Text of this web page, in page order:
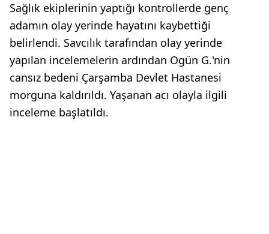
Sağlık ekiplerinin yaptığı kontrollerde genç
adamın olay yerinde hayatını kaybettiği
belirlendi. Savcılık tarafından olay yerinde
yapılan incelemelerin ardından Ogün G.'nin
cansız bedeni Çarşamba Devlet Hastanesi
morguna kaldırıldı. Yaşanan acı olayla ilgili
inceleme başlatıldı.